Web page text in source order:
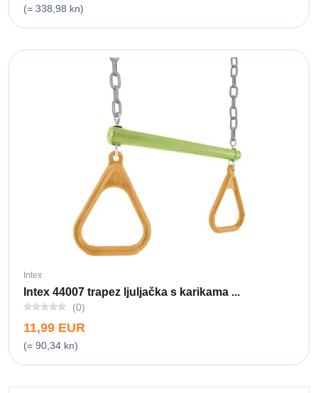
(= 338,98 kn)
Intex
Intex 44007 trapez ljuljačka s karikama ...
(0)
11,99 EUR
(= 90,34 kn)